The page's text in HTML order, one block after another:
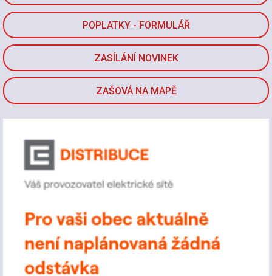
POPLATKY - FORMULÁŘ
ZASÍLÁNÍ NOVINEK
ZAŠOVÁ NA MAPĚ